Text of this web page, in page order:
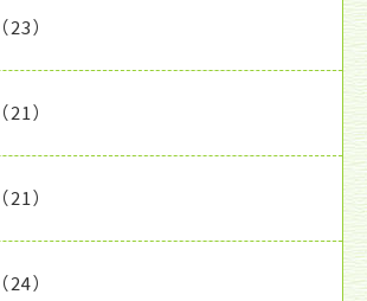
（23）
（21）
（21）
（24）